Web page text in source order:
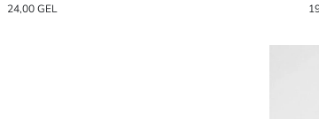
24,00 GEL